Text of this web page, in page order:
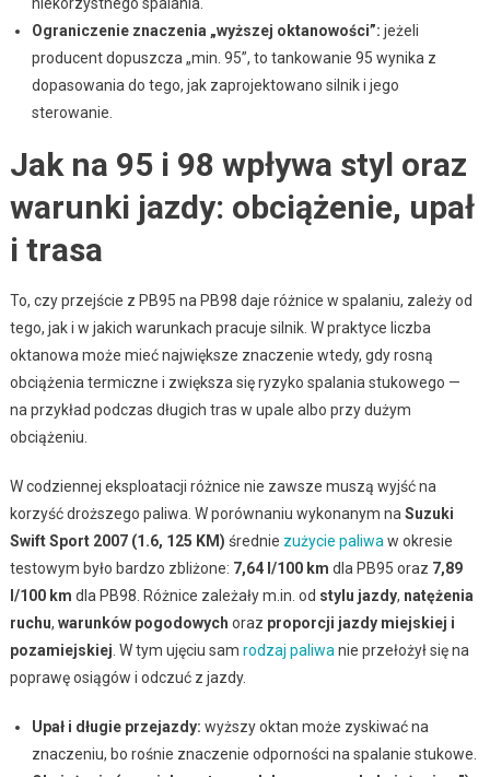
Ograniczenie znaczenia „wyższej oktanowości”: jeżeli
producent dopuszcza „min. 95”, to tankowanie 95 wynika z
dopasowania do tego, jak zaprojektowano silnik i jego
sterowanie.
Jak na 95 i 98 wpływa styl oraz
warunki jazdy: obciążenie, upał
i trasa
To, czy przejście z PB95 na PB98 daje różnice w spalaniu, zależy od
tego, jak i w jakich warunkach pracuje silnik. W praktyce liczba
oktanowa może mieć największe znaczenie wtedy, gdy rosną
obciążenia termiczne i zwiększa się ryzyko spalania stukowego —
na przykład podczas długich tras w upale albo przy dużym
obciążeniu.
W codziennej eksploatacji różnice nie zawsze muszą wyjść na
korzyść droższego paliwa. W porównaniu wykonanym na Suzuki
Swift Sport 2007 (1.6, 125 KM) średnie zużycie paliwa w okresie
testowym było bardzo zbliżone: 7,64 l/100 km dla PB95 oraz 7,89
l/100 km dla PB98. Różnice zależały m.in. od stylu jazdy, natężenia
ruchu, warunków pogodowych oraz proporcji jazdy miejskiej i
pozamiejskiej . W tym ujęciu sam rodzaj paliwa nie przełożył się na
poprawę osiągów i odczuć z jazdy.
Upał i długie przejazdy: wyższy oktan może zyskiwać na
znaczeniu, bo rośnie znaczenie odporności na spalanie stukowe.